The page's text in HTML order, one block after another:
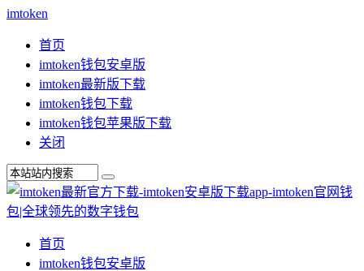
imtoken
首页
imtoken钱包安卓版
imtoken最新版下载
imtoken钱包下载
imtoken钱包苹果版下载
关闭
首页
imtoken钱包安卓版